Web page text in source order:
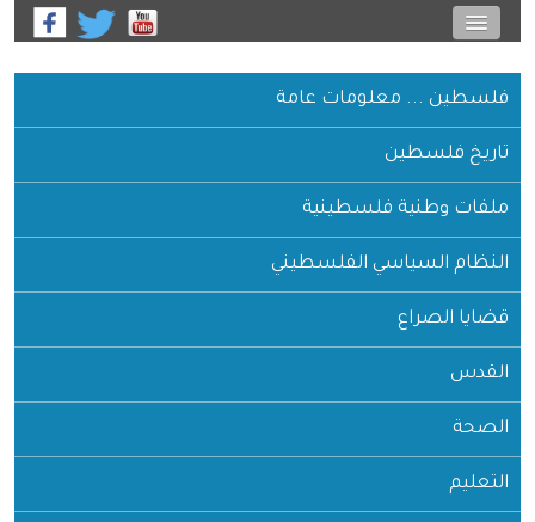
فلسطين ... معلومات عامة
تاريخ فلسطين
ملفات وطنية فلسطينية
النظام السياسي الفلسطيني
قضايا الصراع
القدس
الصحة
التعليم